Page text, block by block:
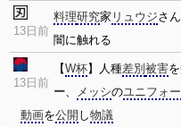
13日前
料理研究家 リュウジさん
闇に触れる
13日前
【W杯】人種差別 被害
ー、 メッシのユニフォ
動画を公開 し物議